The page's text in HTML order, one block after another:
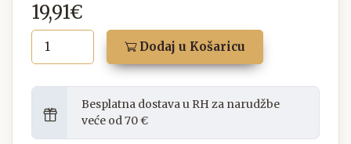
19,91€
Dodaj u Košaricu
Besplatna dostava u RH za narudžbe
veće od 70 €